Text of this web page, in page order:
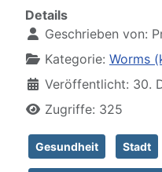
Details
Geschrieben von:
Kategorie: Worms
Veröffentlicht: 30.
Zugriffe: 325
Gesundheit Stadt